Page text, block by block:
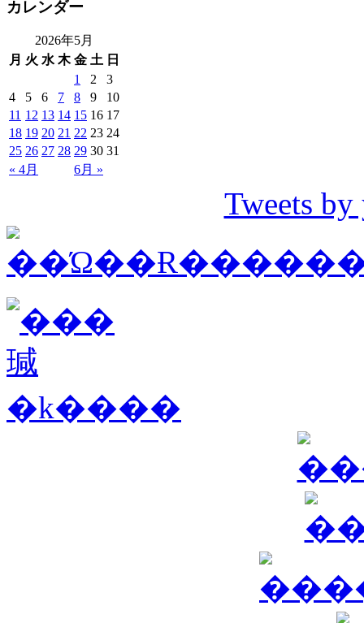
カレンダー
2026年5月
月 火 水 木 金 土 日
« 4月 6月 »
1 2
3
4
5 6 7 8 9
10
11 12 13 14 15 16 17
18 19 20 21 22 23 24
25 26 27 28 29 30 31
Tweets